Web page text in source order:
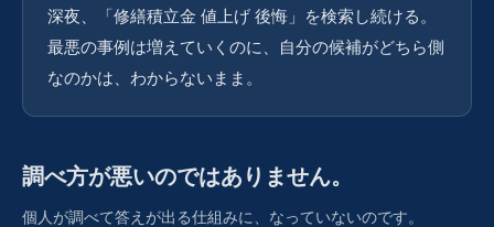
深夜、「修繕積立金 値上げ 後悔」を検索し続ける。
最悪の事例は増えていくのに、自分の候補がどちら側
なのかは、わからないまま。
調べ方が悪いのではありません。
個人が調べて答えが出る仕組みに、なっていないのです。